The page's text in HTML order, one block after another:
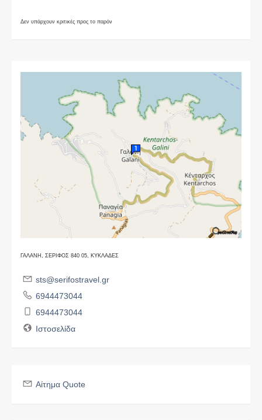
Δεν υπάρχουν κριτικές προς το παρόν
ΓΑΛΑΝΗ, ΣΕΡΙΦΟΣ 840 05, ΚΥΚΛΑΔΕΣ
sts@serifostravel.gr
6944473044
6944473044
Ιστοσελίδα
Αίτημα Quote